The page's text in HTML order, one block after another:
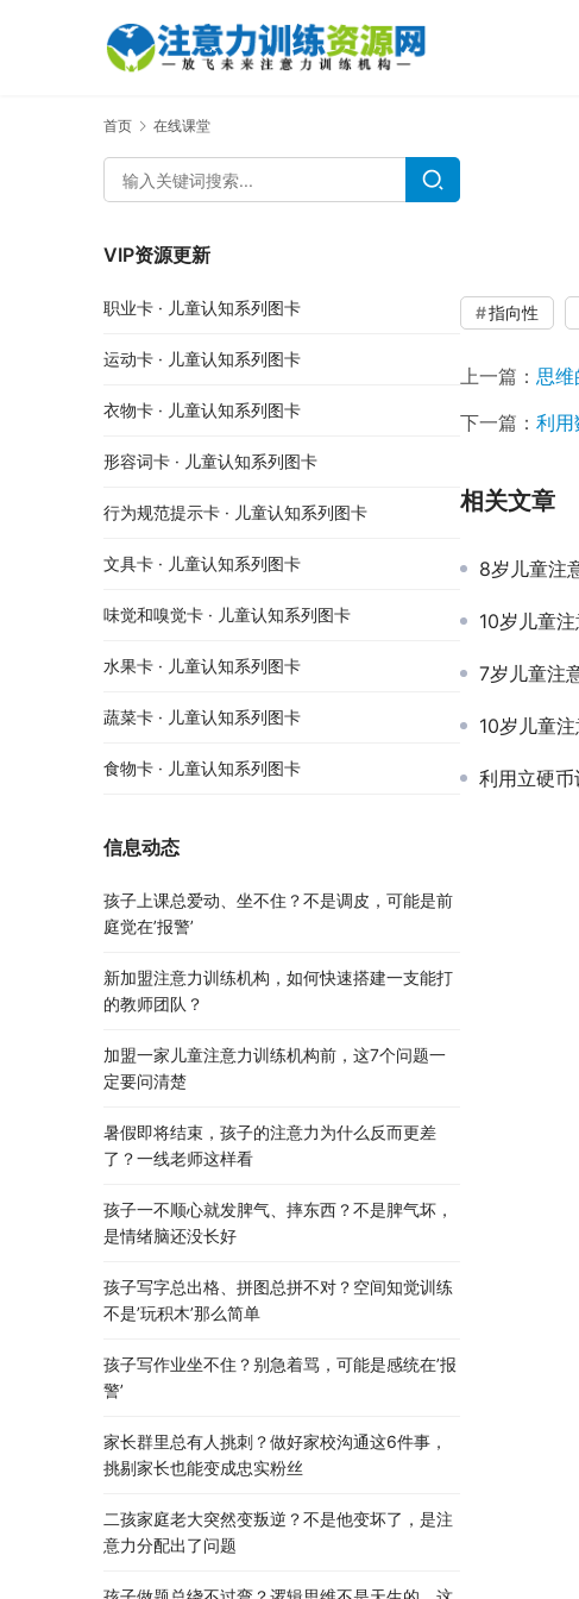
首页 在线课堂
指向性
上一篇： 思
下一篇： 利用
相关文章
8岁儿童注
10岁儿童
7岁儿童注
10岁儿童
利用立硬
VIP资源更新
职业卡 · 儿童认知系列图卡
运动卡 · 儿童认知系列图卡
衣物卡 · 儿童认知系列图卡
形容词卡 · 儿童认知系列图卡
行为规范提示卡 · 儿童认知系列图卡
文具卡 · 儿童认知系列图卡
味觉和嗅觉卡 · 儿童认知系列图卡
水果卡 · 儿童认知系列图卡
蔬菜卡 · 儿童认知系列图卡
食物卡 · 儿童认知系列图卡
信息动态
孩子上课总爱动、坐不住？不是调皮，可能是前
庭觉在’报警’
新加盟注意力训练机构，如何快速搭建一支能打
的教师团队？
加盟一家儿童注意力训练机构前，这7个问题一
定要问清楚
暑假即将结束，孩子的注意力为什么反而更差
了？一线老师这样看
孩子一不顺心就发脾气、摔东西？不是脾气坏，
是情绪脑还没长好
孩子写字总出格、拼图总拼不对？空间知觉训练
不是’玩积木’那么简单
孩子写作业坐不住？别急着骂，可能是感统在’报
警’
家长群里总有人挑刺？做好家校沟通这6件事，
挑剔家长也能变成忠实粉丝
二孩家庭老大突然变叛逆？不是他变坏了，是注
意力分配出了问题